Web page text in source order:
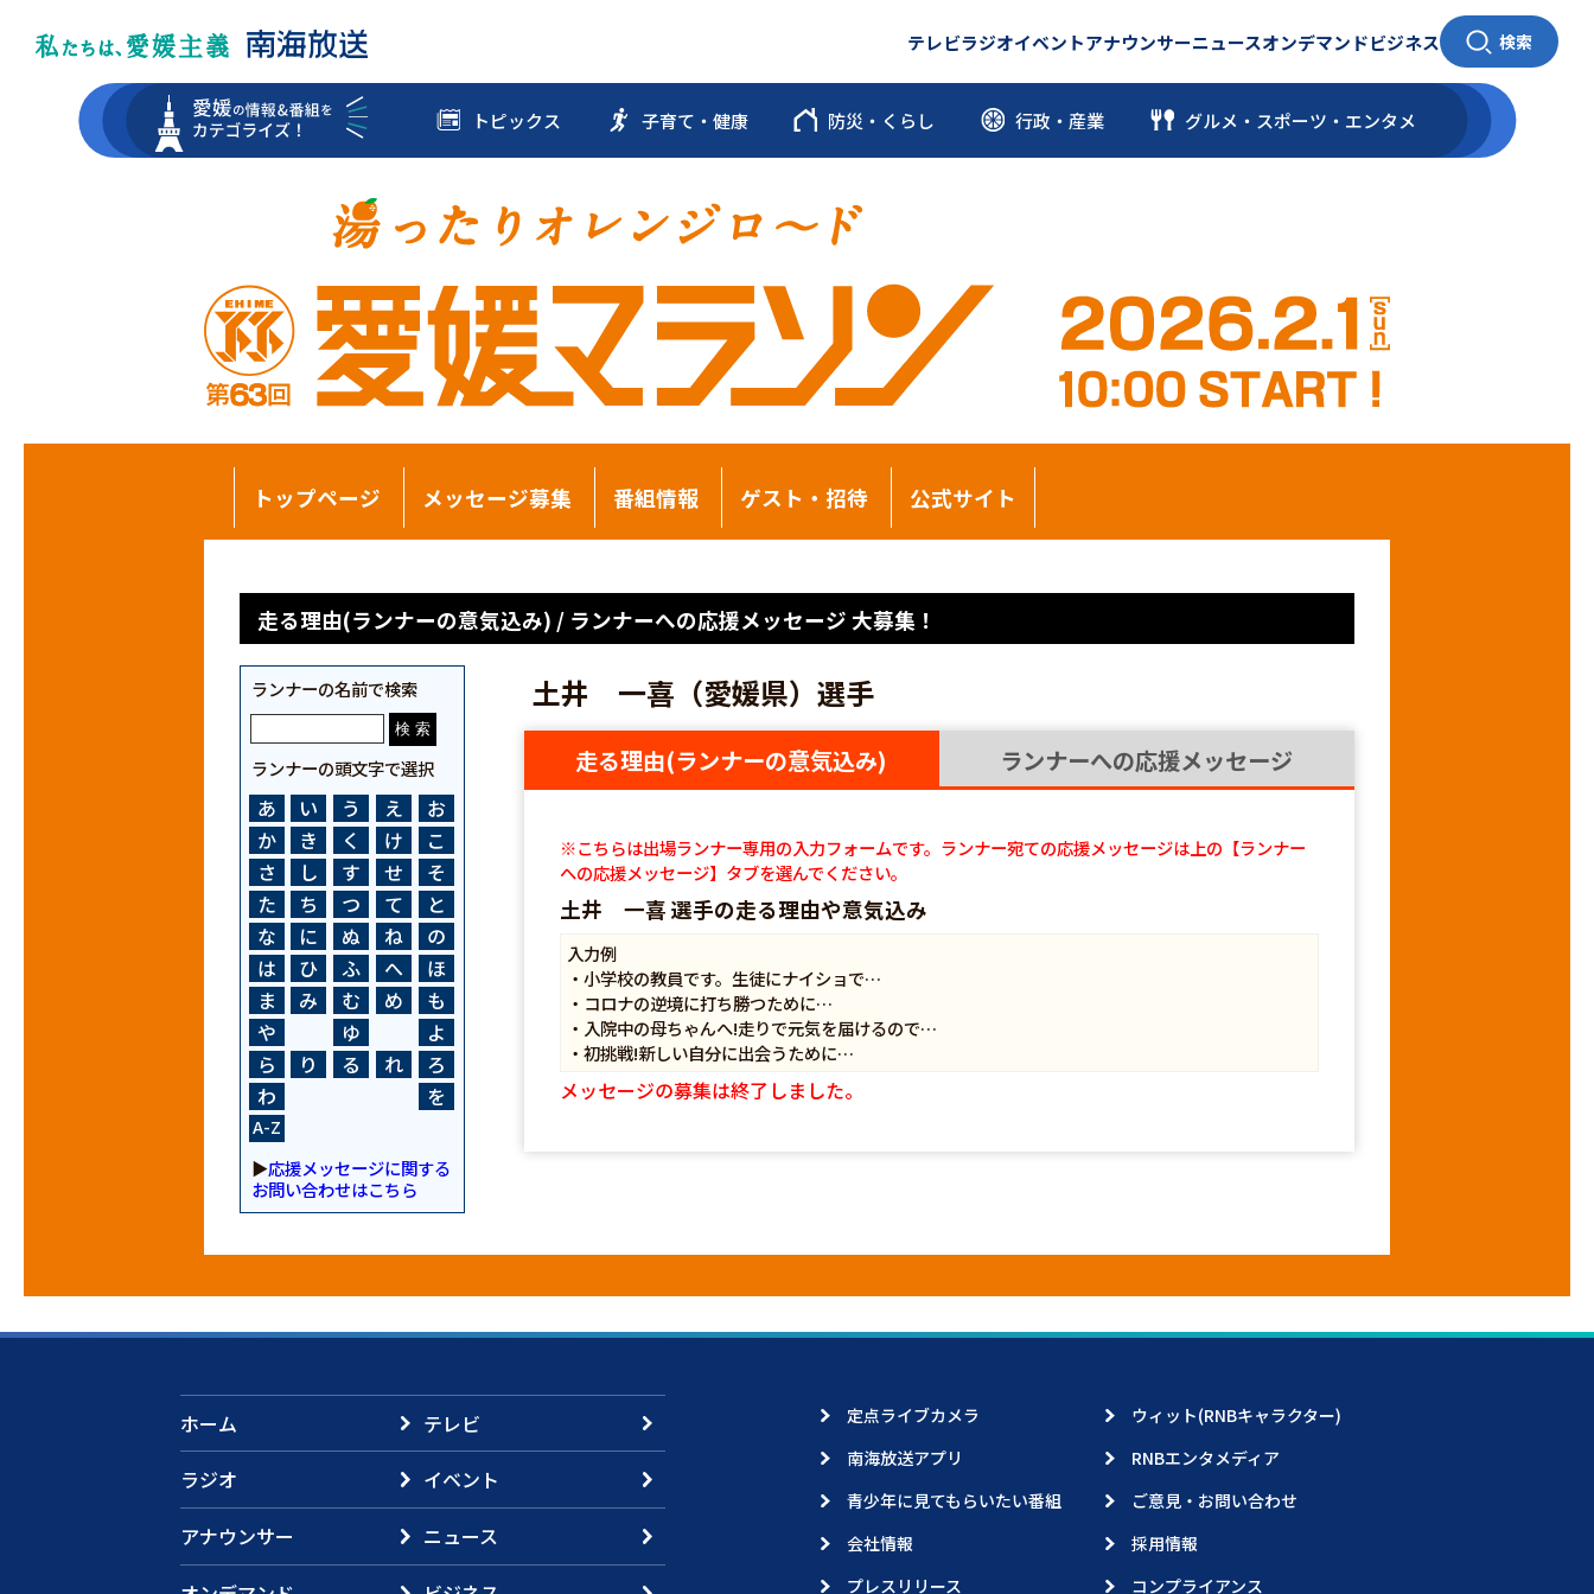
テレビラジオイベントアナウンサーニュースオンデマンドビジネス 検索
トピックス 子育て・健康 防災・くらし 行政・産業 グルメ・スポーツ ・ エンタメ
トップページ メッセージ募集 番組情報 ゲスト・招待 公式サイト
走る理由(ランナーの意気込み) / ランナーへの応援メッセージ 大募集！
ランナーの名前で検索
ランナーの頭文字で選択
あ い う え
お
か
き く け
こ
さ
し す せ
そ
た
ち つ て
と
な
に ぬ ね
の
は
ひ ふ へ
ほ
ま
み む め
も
や
ゆ
よ
ら
り る れ
ろ
わ
を
A-Z
▶応援メッセージに関する
お問い合わせはこちら
土井 一喜（愛媛県）選手
走る理由(ランナーの意気込み) ランナーへの応援メッセージ
※こちらは出場ランナー専用の入力フォームです。ランナー宛ての応援メッセージは上の【ランナー
への応援メッセージ】タブを選んでください。
土井 一喜 選手の走る理由や意気込み
入力例
・小学校の教員です。生徒にナイショで…
・コロナの逆境に打ち勝つために…
・入院中の母ちゃんへ!走りで元気を届けるので…
・初挑戦!新しい自分に出会うために…
メッセージの募集は終了しました。
ホーム
テレビ
ラジオ
イベント
アナウンサー
ニュース
定点ライブカメラ
ウィット(RNBキャラクター)
南海放送アプリ
RNBエンタメディア
青少年に見てもらいたい番組
ご意見・お問い合わせ
会社情報
採用情報
プレスリリース
コンプライアンス